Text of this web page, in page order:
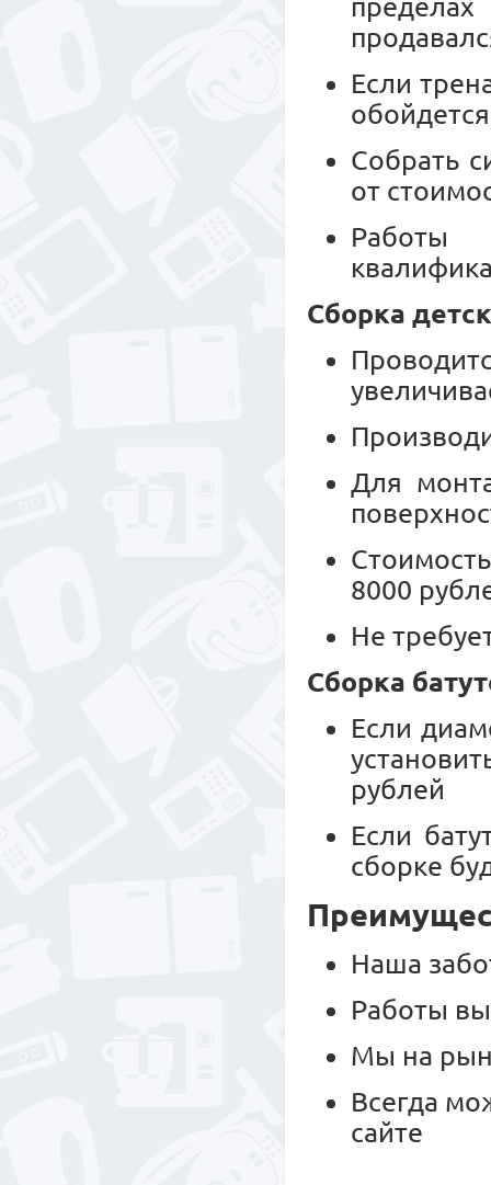
Если
Собрать
от
Работы
Сборка
Для
8000
Не
Сборка
Если
рублей
Если
сборке
Наша
Работы
Мы на
Всегда
сайте